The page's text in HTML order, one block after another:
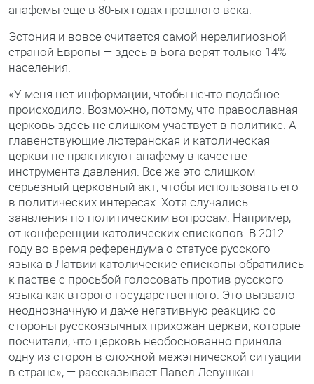
анафемы еще в 80-ых годах прошлого века.
Эстония и вовсе считается самой нерелигиозной
страной Европы — здесь в Бога верят только 14%
населения.
«У меня нет информации, чтобы нечто подобное
происходило. Возможно, потому, что православная
церковь здесь не слишком участвует в политике. А
главенствующие лютеранская и католическая
церкви не практикуют анафему в качестве
инструмента давления. Все же это слишком
серьезный церковный акт, чтобы использовать его
в политических интересах. Хотя случались
заявления по политическим вопросам. Например,
от конференции католических епископов. В 2012
году во время референдума о статусе русского
языка в Латвии католические епископы обратились
к пастве с просьбой голосовать против русского
языка как второго государственного. Это вызвало
неоднозначную и даже негативную реакцию со
стороны русскоязычных прихожан церкви, которые
посчитали, что церковь необоснованно приняла
одну из сторон в сложной межэтнической ситуации
в стране», — рассказывает Павел Левушкан.